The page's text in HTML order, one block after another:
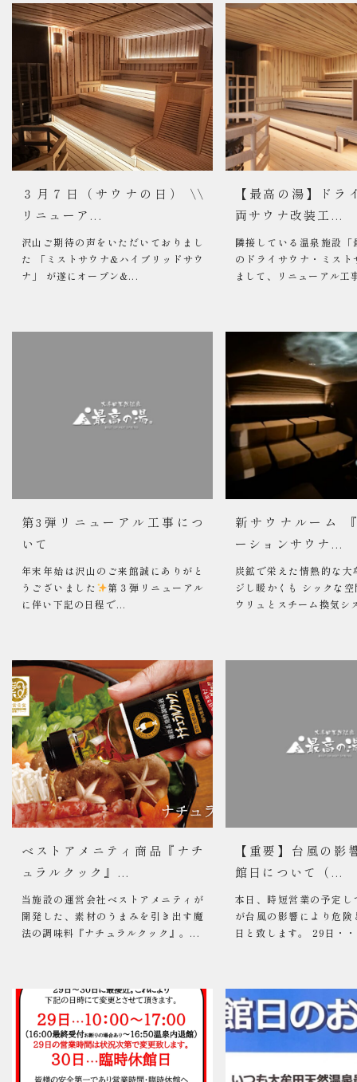
３月７日（サウナの日） \\
リニューア...
沢山ご期待の声をいただいておりまし
た 「ミストサウナ&ハイブリッドサウ
ナ」 が遂にオープン&...
【最高の湯】ドラ
両サウナ改装工...
隣接している温泉施設
のドライサウナ・ミス
まして、リニューアル工
第3弾リニューアル工事につ
いて
年末年始は沢山のご来館誠にありがと
うございました
第３弾リニューアル
に伴い下記の日程で...
新サウナルーム
ーションサウナ...
炭鉱で栄えた情熱的な
ジし暖かくも シックな
ウリュとスチーム換気シ
ベストアメニティ商品『ナチ
ュラルクック』...
当施設の運営会社ベストアメニティが
開発した、素材のうまみを引き出す魔
法の調味料『ナチュラルクック』。...
【重要】台風の影
館日について（...
本日、時短営業の予定し
が台風の影響により危
日と致します。 29日・